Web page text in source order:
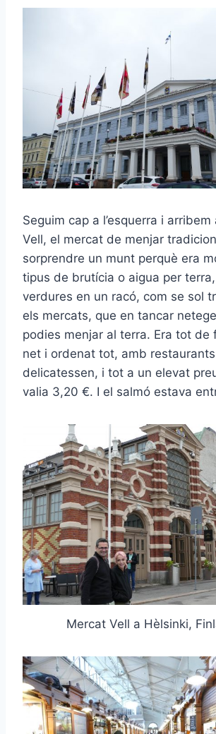
Seguim cap a l’esquerra i
Vell, el mercat de menjar
sorprendre un munt perquè era
tipus de brutícia o aigua per
verdures en un racó, com se sol
els mercats, que en tancar
podies menjar al terra. Era tot de
net i ordenat tot, amb
delicatessen, i tot a un elevat
valia 3,20 €. I el salmó estava
Mercat Vell a Hèlsinki,